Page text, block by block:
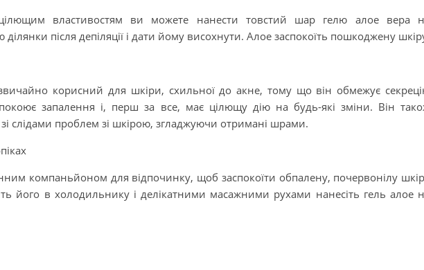
властивостям ви можете нанести товстий шар гелю алое вера
після депіляції і дати йому висохнути. Алое заспокоїть пошкоджену
корисний для шкіри, схильної до акне, тому що він обмежує
запалення і, перш за все, має цілющу дію на будь-які зміни. Він
слідами проблем зі шкірою, згладжуючи отримані шрами.
компаньйоном для відпочинку, щоб заспокоїти обпалену, почервонілу
його в холодильнику і делікатними масажними рухами нанесіть гель алое